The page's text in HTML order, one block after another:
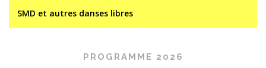
SMD et autres danses libres
PROGRAMME 2026